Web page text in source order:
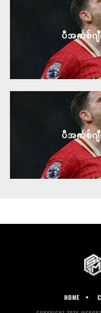
ပီအက်စ်ဂ
ပီအက်စ်ဂ
HOME